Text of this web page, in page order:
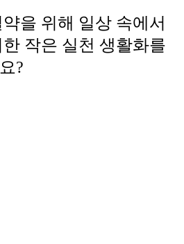
을 위해 일상 속에서
작은 실천 생활화를
?